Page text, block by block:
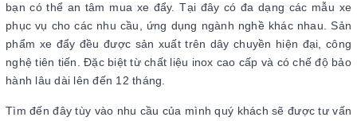
bạn có thể an tâm mua xe đẩy. Tại đây có đa dạng các mẫu xe
phục vụ cho các nhu cầu, ứng dụng ngành nghề khác nhau. Sản
phẩm xe đẩy đều được sản xuất trên dây chuyền hiện đại, công
nghệ tiên tiến. Đặc biệt từ chất liệu inox cao cấp và có chế độ bảo
hành lâu dài lên đến 12 tháng.
Tìm đến đây tùy vào nhu cầu của mình quý khách sẽ được tư vấn